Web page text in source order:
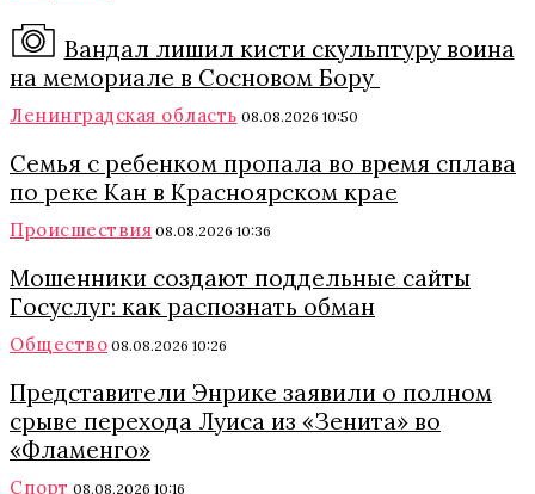
Вандал лишил кисти скульптуру воина
на мемориале в Сосновом Бору
Ленинградская область 08.08.2026 10:50
Семья с ребенком пропала во время сплава
по реке Кан в Красноярском крае
Происшествия 08.08.2026 10:36
Мошенники создают поддельные сайты
Госуслуг: как распознать обман
Общество 08.08.2026 10:26
Представители Энрике заявили о полном
срыве перехода Луиса из «Зенита» во
«Фламенго»
Спорт 08.08.2026 10:16